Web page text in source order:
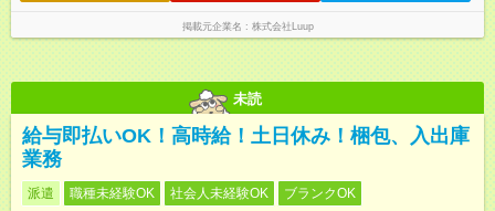
掲載元企業名 株式会社Luup
未読
給与即払いOK！高時給！土日休み！梱包、入出庫
業務
派遣 職種未経験OK 社会人未経験OK
ブランクOK